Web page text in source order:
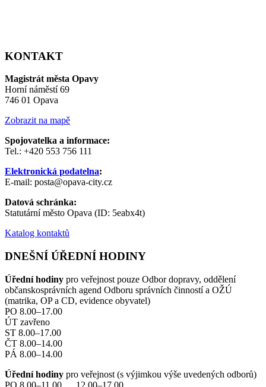
KONTAKT
Magistrát města Opavy
Horní náměstí 69
746 01 Opava
Zobrazit na mapě
Spojovatelka a informace:
Tel.: +420 553 756 111
Elektronická podatelna:
E-mail: posta@opava-city.cz
Datová schránka:
Statutární město Opava (ID: 5eabx4t)
Katalog kontaktů
DNEŠNÍ ÚŘEDNÍ HODINY
Úřední hodiny pro veřejnost pouze Odbor dopravy, oddělení
občanskosprávních agend Odboru správních činností a OŽÚ
(matrika, OP a CD, evidence obyvatel)
PO 8.00–17.00
ÚT zavřeno
ST 8.00–17.00
ČT 8.00–14.00
PÁ 8.00–14.00
Úřední hodiny pro veřejnost (s výjimkou výše uvedených odborů)
PO 8.00–11.00 12.00–17.00